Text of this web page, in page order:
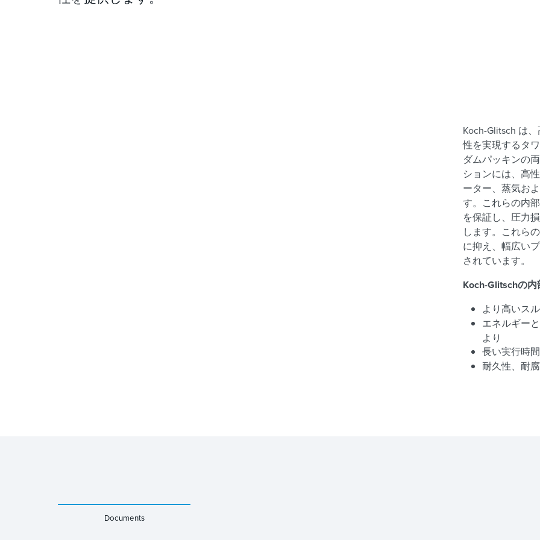
Koch-Glitsch は
性を実現するタ
ダムパッキンの
ションには、高
ーター、蒸気お
す。これらの内
を保証し、圧力
します。これら
に抑え、幅広い
されています。
Koch-Glitschの
より高いス
エネルギー
より
長い実行時
耐久性、耐
Documents